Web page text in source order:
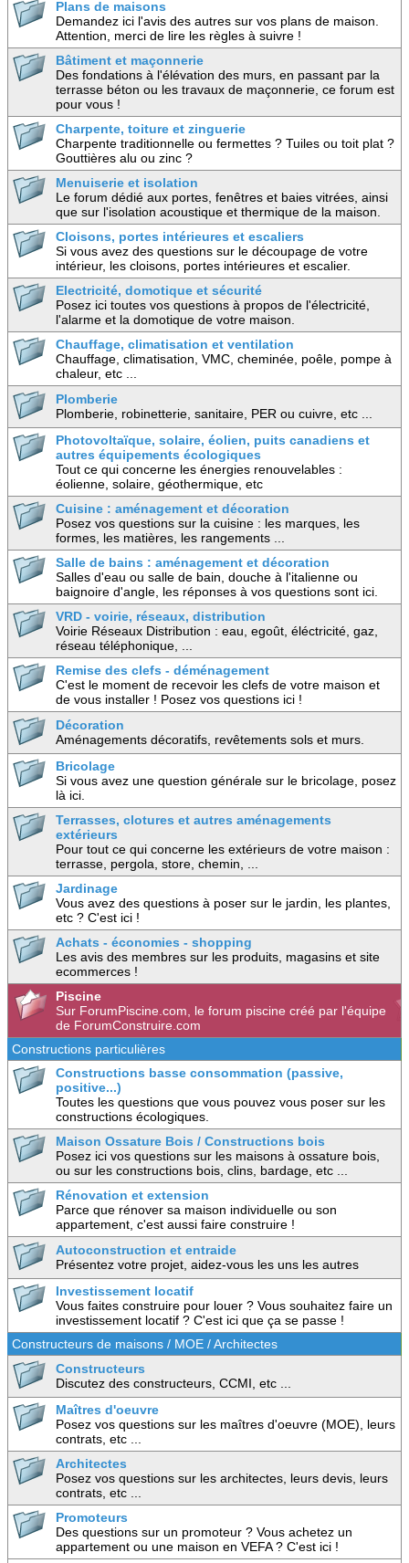
Plans de maisons
Demandez ici l'avis des autres sur vos plans de maison.
Attention, merci de lire les règles à suivre !
Bâtiment et maçonnerie
Des fondations à l'élévation des murs, en passant par la
terrasse béton ou les travaux de maçonnerie, ce forum est
pour vous !
Charpente, toiture et zinguerie
Charpente traditionnelle ou fermettes ? Tuiles ou toit plat ?
Gouttières alu ou zinc ?
Menuiserie et isolation
Le forum dédié aux portes, fenêtres et baies vitrées, ainsi
que sur l'isolation acoustique et thermique de la maison.
Cloisons, portes intérieures et escaliers
Si vous avez des questions sur le découpage de votre
intérieur, les cloisons, portes intérieures et escalier.
Electricité, domotique et sécurité
Posez ici toutes vos questions à propos de l'électricité,
l'alarme et la domotique de votre maison.
Chauffage, climatisation et ventilation
Chauffage, climatisation, VMC, cheminée, poêle, pompe à
chaleur, etc ...
Plomberie
Plomberie, robinetterie, sanitaire, PER ou cuivre, etc ...
Photovoltaïque, solaire, éolien, puits canadiens et
autres équipements écologiques
Tout ce qui concerne les énergies renouvelables :
éolienne, solaire, géothermique, etc
Cuisine : aménagement et décoration
Posez vos questions sur la cuisine : les marques, les
formes, les matières, les rangements ...
Salle de bains : aménagement et décoration
Salles d'eau ou salle de bain, douche à l'italienne ou
baignoire d'angle, les réponses à vos questions sont ici.
VRD - voirie, réseaux, distribution
Voirie Réseaux Distribution : eau, egoût, éléctricité, gaz,
réseau téléphonique, ...
Remise des clefs - déménagement
C'est le moment de recevoir les clefs de votre maison et
de vous installer ! Posez vos questions ici !
Décoration
Aménagements décoratifs, revêtements sols et murs.
Bricolage
Si vous avez une question générale sur le bricolage, posez
là ici.
Terrasses, clotures et autres aménagements
extérieurs
Pour tout ce qui concerne les extérieurs de votre maison :
terrasse, pergola, store, chemin, ...
Jardinage
Vous avez des questions à poser sur le jardin, les plantes,
etc ? C'est ici !
Achats - économies - shopping
Les avis des membres sur les produits, magasins et site
ecommerces !
Piscine
Sur ForumPiscine.com, le forum piscine créé par l'équipe
de ForumConstruire.com
Constructions particulières
Constructions basse consommation (passive,
positive...)
Toutes les questions que vous pouvez vous poser sur les
constructions écologiques.
Maison Ossature Bois / Constructions bois
Posez ici vos questions sur les maisons à ossature bois,
ou sur les constructions bois, clins, bardage, etc ...
Rénovation et extension
Parce que rénover sa maison individuelle ou son
appartement, c'est aussi faire construire !
Autoconstruction et entraide
Présentez votre projet, aidez-vous les uns les autres
Investissement locatif
Vous faites construire pour louer ? Vous souhaitez faire un
investissement locatif ? C'est ici que ça se passe !
Constructeurs de maisons / MOE / Architectes
Constructeurs
Discutez des constructeurs, CCMI, etc ...
Maîtres d'oeuvre
Posez vos questions sur les maîtres d'oeuvre (MOE), leurs
contrats, etc ...
Architectes
Posez vos questions sur les architectes, leurs devis, leurs
contrats, etc ...
Promoteurs
Des questions sur un promoteur ? Vous achetez un
appartement ou une maison en VEFA ? C'est ici !